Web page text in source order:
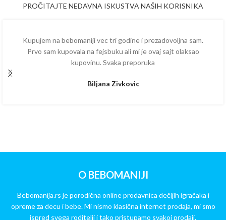
PROČITAJTE NEDAVNA ISKUSTVA NAŠIH KORISNIKA
Kupujem na bebomaniji vec tri godine i prezadovoljna sam.
Prvo sam kupovala na fejsbuku ali mi je ovaj sajt olaksao
kupovinu. Svaka preporuka
Biljana Zivkovic
O BEBOMANIJI
Bebomanija.rs je porodična online prodavnica dečijih igračaka i
opreme za decu i bebe. Mi nismo klasična internet prodaja, mi smo
ispred svega roditelji i tako pristupamo svakoj prodaji.